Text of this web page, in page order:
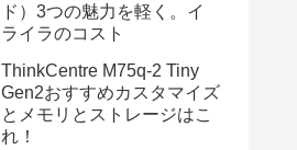
ド）3つの魅力を軽く。イ
ライラのコスト
ThinkCentre M75q-2 Tiny
Gen2おすすめカスタマイズ
とメモリとストレージはこ
れ！